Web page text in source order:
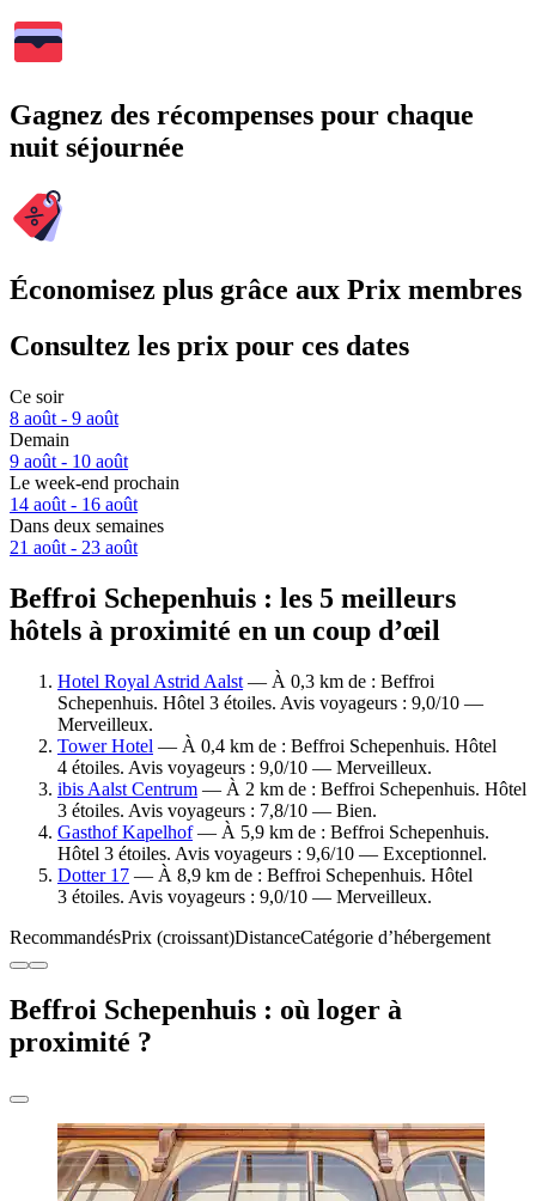
Gagnez des récompenses pour chaque
nuit séjournée
Économisez plus grâce aux Prix membres
Consultez les prix pour ces dates
Ce soir
8 août - 9 août
Demain
9 août - 10 août
Le week-end prochain
14 août - 16 août
Dans deux semaines
21 août - 23 août
Beffroi Schepenhuis : les 5 meilleurs
hôtels à proximité en un coup d’œil
Hotel Royal Astrid Aalst — À 0,3 km de : Beffroi
Schepenhuis. Hôtel 3 étoiles. Avis voyageurs : 9,0/10 —
Merveilleux.
Tower Hotel — À 0,4 km de : Beffroi Schepenhuis. Hôtel
4 étoiles. Avis voyageurs : 9,0/10 — Merveilleux.
ibis Aalst Centrum — À 2 km de : Beffroi Schepenhuis. Hôtel
3 étoiles. Avis voyageurs : 7,8/10 — Bien.
Gasthof Kapelhof— À 5,9 km de : Beffroi Schepenhuis.
Hôtel 3 étoiles. Avis voyageurs : 9,6/10 — Exceptionnel.
Dotter 17 — À 8,9 km de : Beffroi Schepenhuis. Hôtel
3 étoiles. Avis voyageurs : 9,0/10 — Merveilleux.
RecommandésPrix (croissant)DistanceCatégorie d’hébergement
Beffroi Schepenhuis : où loger à
proximité ?